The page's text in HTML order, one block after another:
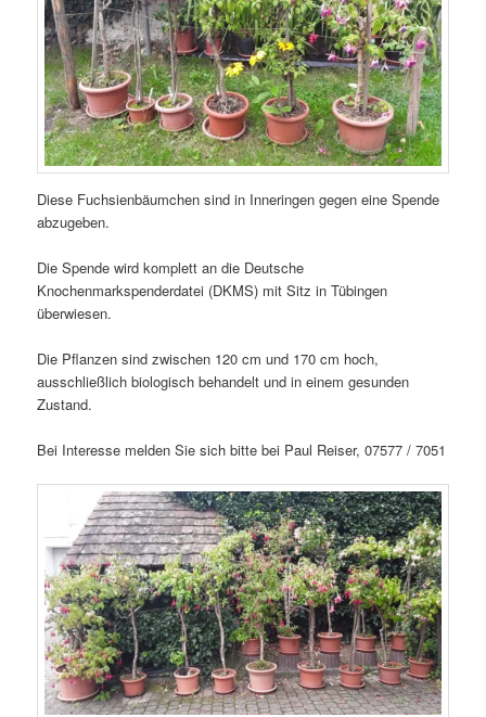
Diese Fuchsienbäumchen sind in Inneringen gegen eine Spende
abzugeben.
Die Spende wird komplett an die Deutsche
Knochenmarkspenderdatei (DKMS) mit Sitz in Tübingen
überwiesen.
Die Pflanzen sind zwischen 120 cm und 170 cm hoch,
ausschließlich biologisch behandelt und in einem gesunden
Zustand.
Bei Interesse melden Sie sich bitte bei Paul Reiser, 07577 / 7051